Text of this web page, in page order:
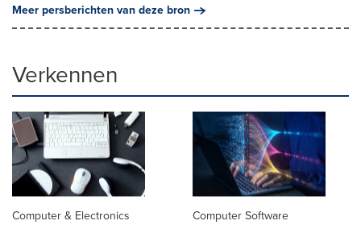
Meer persberichten van deze bron
Verkennen
Computer & Electronics Computer Software